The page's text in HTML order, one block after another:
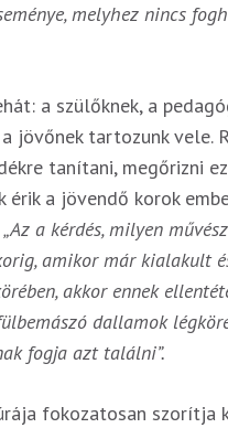
melyhez nincs
a szülőknek, a
jövőnek tartozunk vele.
tanítani, megőrizni
érik a jövendő korok
„Az a kérdés, milyen
amikor már kialakult
akkor ennek
dallamok
fogja azt találni”.
fokozatosan szorítja